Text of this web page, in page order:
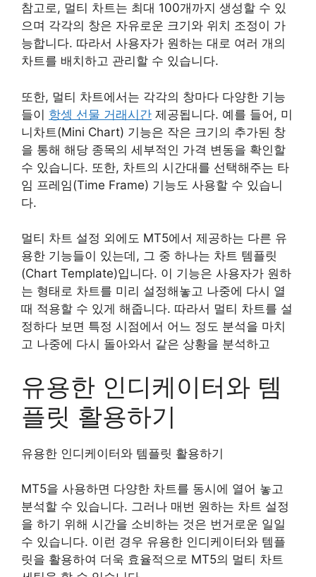
참고로, 멀티 차트는 최대 100개까지 생성할 수 있
으며 각각의 창은 자유로운 크기와 위치 조정이 가
능합니다. 따라서 사용자가 원하는 대로 여러 개의
차트를 배치하고 관리할 수 있습니다.
또한, 멀티 차트에서는 각각의 창마다 다양한 기능
들이 항셍 선물 거래시간 제공됩니다. 예를 들어, 미
니차트(Mini Chart) 기능은 작은 크기의 추가된 창
을 통해 해당 종목의 세부적인 가격 변동을 확인할
수 있습니다. 또한, 차트의 시간대를 선택해주는 타
임 프레임(Time Frame) 기능도 사용할 수 있습니
다.
멀티 차트 설정 외에도 MT5에서 제공하는 다른 유
용한 기능들이 있는데, 그 중 하나는 차트 템플릿
(Chart Template)입니다. 이 기능은 사용자가 원하
는 형태로 차트를 미리 설정해놓고 나중에 다시 열
때 적용할 수 있게 해줍니다. 따라서 멀티 차트를 설
정하다 보면 특정 시점에서 어느 정도 분석을 마치
고 나중에 다시 돌아와서 같은 상황을 분석하고
유용한 인디케이터와 템
플릿 활용하기
유용한 인디케이터와 템플릿 활용하기
MT5을 사용하면 다양한 차트를 동시에 열어 놓고
분석할 수 있습니다. 그러나 매번 원하는 차트 설정
을 하기 위해 시간을 소비하는 것은 번거로운 일일
수 있습니다. 이런 경우 유용한 인디케이터와 템플
릿을 활용하여 더욱 효율적으로 MT5의 멀티 차트